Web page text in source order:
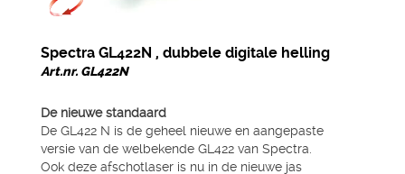
Spectra GL422N , dubbele digitale helling
Art.nr. GL422N
De nieuwe standaard
De GL422 N is de geheel nieuwe en aangepaste
versie van de welbekende GL422 van Spectra.
Ook deze afschotlaser is nu in de nieuwe jas